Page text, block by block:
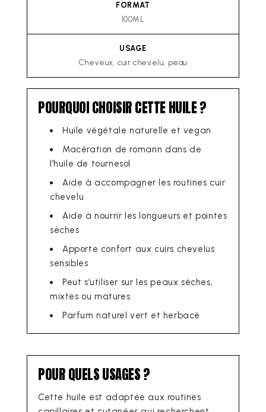
FORMAT
100ML
USAGE
Cheveux, cuir chevelu, peau
POURQUOI CHOISIR CETTE HUILE ?
Huile végétale naturelle et vegan
Macération de romarin dans de
l’huile de tournesol
Aide à accompagner les routines cuir
chevelu
Aide à nourrir les longueurs et pointes
sèches
Apporte confort aux cuirs chevelus
sensibles
Peut s’utiliser sur les peaux sèches,
mixtes ou matures
Parfum naturel vert et herbacé
POUR QUELS USAGES ?
Cette huile est adaptée aux routines